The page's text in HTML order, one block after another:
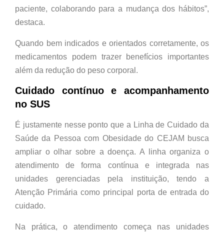
paciente, colaborando para a mudança dos hábitos”,
destaca.
Quando bem indicados e orientados corretamente, os
medicamentos podem trazer benefícios importantes
além da redução do peso corporal.
Cuidado contínuo e acompanhamento
no SUS
É justamente nesse ponto que a Linha de Cuidado da
Saúde da Pessoa com Obesidade do CEJAM busca
ampliar o olhar sobre a doença. A linha organiza o
atendimento de forma contínua e integrada nas
unidades gerenciadas pela instituição, tendo a
Atenção Primária como principal porta de entrada do
cuidado.
Na prática, o atendimento começa nas unidades